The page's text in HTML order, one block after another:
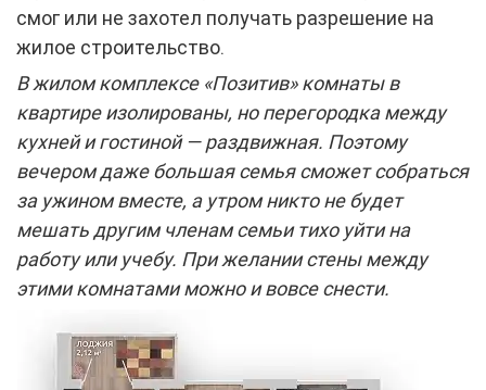
смог или не захотел получать разрешение на
жилое строительство.
В жилом комплексе «Позитив» комнаты в
квартире изолированы, но перегородка между
кухней и гостиной — раздвижная. Поэтому
вечером даже большая семья сможет собраться
за ужином вместе, а утром никто не будет
мешать другим членам семьи тихо уйти на
работу или учебу. При желании стены между
этими комнатами можно и вовсе снести.